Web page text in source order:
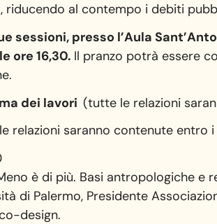
riducendo al contempo i debiti
sessioni, presso l’Aula
ore 16,30. Il pranzo potrà essere
dei lavori (tutte le relazioni
relazioni saranno contenute entro
è di più. Basi antropologiche
di Palermo, Presidente
design.